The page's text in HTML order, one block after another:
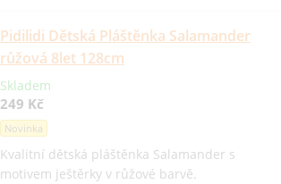
Pidilidi Dětská Pláštěnka Salamander
růžová 8let 128cm
Skladem
249 Kč
Novinka
Kvalitní dětská pláštěnka Salamander s
motivem ještěrky v růžové barvě.